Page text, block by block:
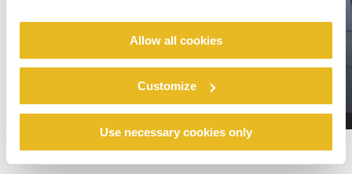
Allow all cookies
Customize
Use necessary cookies only